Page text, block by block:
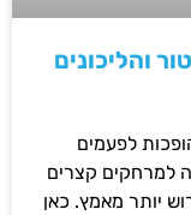
והליכונים
לפעמים
למרחקים קצרים
יותר מאמץ. כאן